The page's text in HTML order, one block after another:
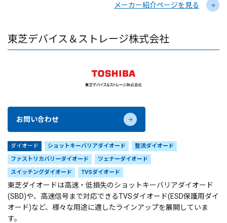
メーカー紹介ページを見る
東芝デバイス＆ストレージ株式会社
お問い合わせ
ダイオード ショットキーバリアダイオード
整流ダイオード
ファストリカバリーダイオード
ツェナーダイオード
スイッチングダイオード
TVSダイオード
東芝ダイオードは高速・低損失のショットキーバリアダイオード
(SBD)や、高速信号まで対応できるTVSダイオード(ESD保護用ダイ
オード)など、様々な用途に適したラインアップを展開していま
す。